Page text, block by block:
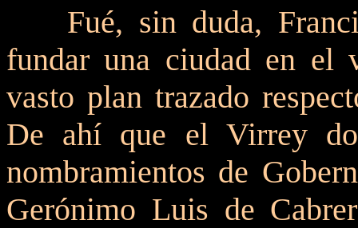
Fué, sin duda,
fundar una ciudad en el
vasto plan trazado
De ahí que el Virrey
nombramientos de
Gerónimo Luis de